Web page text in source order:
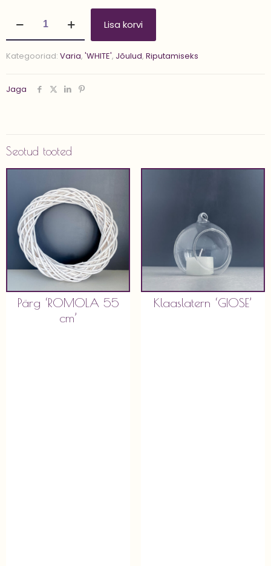
'BALL
W
cm'
Lisa korvi
Kategooriad: Varia, 'WHITE', Jõulud, Riputamiseks
Jaga
Seotud tooted
Pärg ‘ROMOLA 55
cm’
Klaaslatern ‘GIOSE’